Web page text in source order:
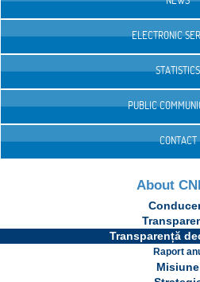
ELECTRONIC
STATISTICS
PUBLIC
CONTACT
About
Transparență
Raport
Misiune